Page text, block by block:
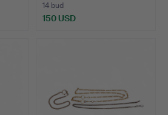
14 bud
150 USD